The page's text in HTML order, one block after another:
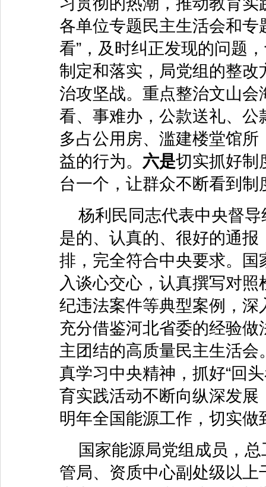
各单位专题民主生活会和专
看”，及时纠正发现的问题
制定和落实，局党组的整改
治攻坚战。重点整治文山
看、事难办，公款送礼、
多占公用房、滥建楼堂馆所
益的行为。 六是切实抓好制
台一个，让群众不断看到制
杨利民同志代表中央督导
是的、认真的、很好的通
排，完全符合中央要求。
入谈心交心，认真撰写对
纪违法案件等典型案例，深
充分借鉴河北省委的经验
主团结的高质量民主生活
真学习中央精神，抓好“回
育实践活动不断向纵深发
明年全国能源工作，切实做
国家能源局党组成员，总
管局、资质中心副处级以